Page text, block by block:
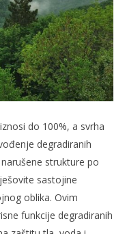
do 100%, a svrha
degradiranih
strukture po
sastojine
oblika. Ovim
funkcije degradiranih